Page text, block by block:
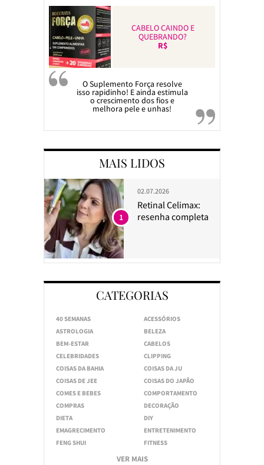
CABELO CAINDO E
QUEBRANDO?
R$
O Suplemento Força resolve
isso rapidinho! E ainda estimula
o crescimento dos fios e
melhora pele e unhas!
MAIS LIDOS
02.07.2026
Retinal Celimax:
resenha completa
1
CATEGORIAS
40 SEMANAS
ACESSÓRIOS
ASTROLOGIA
BELEZA
BEM-ESTAR
CABELOS
CELEBRIDADES
CLIPPING
COISAS DA BAHIA
COISAS DA JU
COISAS DE JEE
COISAS DO JAPÃO
COMES E BEBES
COMPORTAMENTO
COMPRAS
DECORAÇÃO
DIETA
DIY
EMAGRECIMENTO
ENTRETENIMENTO
FENG SHUI
FITNESS
VER MAIS